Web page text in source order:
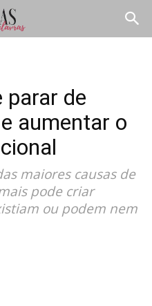
parar de
aumentar o
maiores causas de
pode criar
ou podem nem